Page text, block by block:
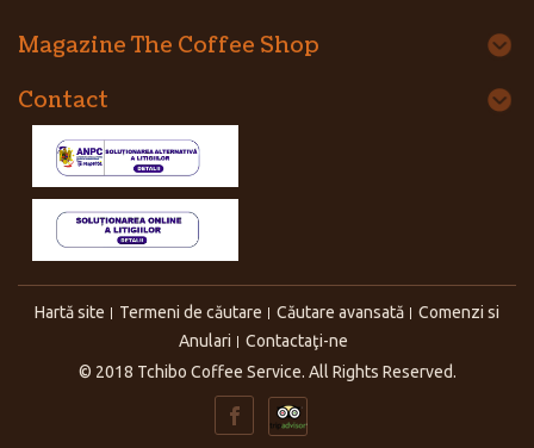
Magazine The Coffee Shop
Contact
Hartă site Termeni de căutare Căutare avansată
Comenzi si
Anulari
Contactaţi-ne
© 2018 Tchibo Coffee Service. All Rights Reserved.